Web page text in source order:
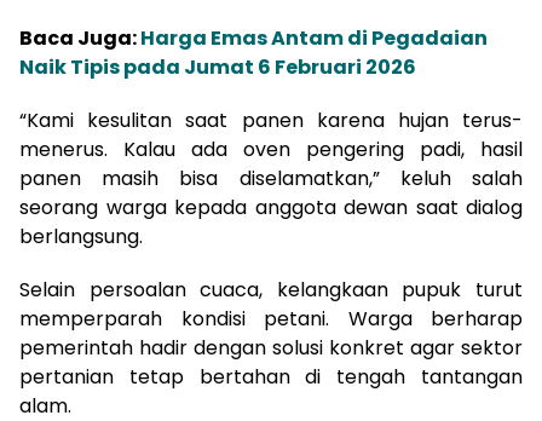
Baca Juga:Harga Emas Antam di Pegadaian
Naik Tipis pada Jumat 6 Februari 2026
“Kami kesulitan saat panen karena hujan terus-
menerus. Kalau ada oven pengering padi, hasil
panen masih bisa diselamatkan,” keluh salah
seorang warga kepada anggota dewan saat dialog
berlangsung.
Selain persoalan cuaca, kelangkaan pupuk turut
memperparah kondisi petani. Warga berharap
pemerintah hadir dengan solusi konkret agar sektor
pertanian tetap bertahan di tengah tantangan
alam.